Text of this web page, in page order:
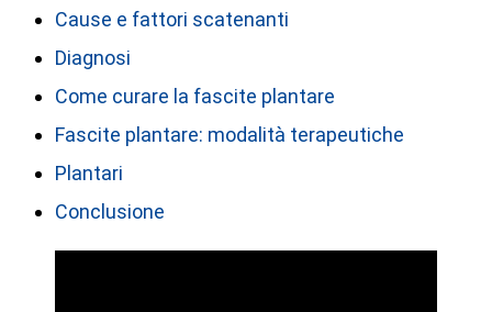
Cause e fattori scatenanti
Diagnosi
Come curare la fascite plantare
Fascite plantare: modalità terapeutiche
Plantari
Conclusione